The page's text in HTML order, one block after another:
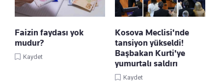
Faizin faydası yok
mudur?
Kaydet
Kosova Meclisi'nde
tansiyon yükseldi!
Başbakan Kurti'ye
yumurtalı saldırı
Kaydet